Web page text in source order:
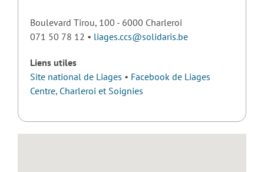
Boulevard Tirou, 100 - 6000 Charleroi
071 50 78 12 • liages.ccs@solidaris.be
Liens utiles
Site national de Liages • Facebook de Liages
Centre, Charleroi et Soignies